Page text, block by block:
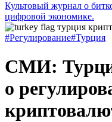
Культовый журнал о
цифровой экономике.
#Регулирование#Турция
СМИ:
о